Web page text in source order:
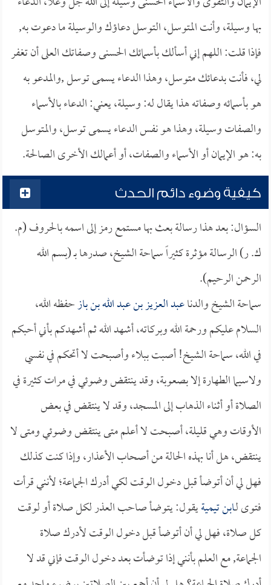
بها وسيلة، وأنت المتوسل، التوسل دعاؤك والوسيلة ما دعوت به,
فإذا قلت: اللهم إني أسألك بأسمائك الحسنى وصفاتك العلى أن تغفر
لي، فأنت بدعائك متوسل، وهذا الدعاء يسمى توسل ,والمدعو به
هو بأسمائه وصفاته هذا يقال له: وسيلة، يعني: الدعاء بالأسماء
والصفات وسيلة، وهذا هو نفس الدعاء يسمى توسل، والمتوسل
به: هو الإيمان أو الأسماء والصفات، أو أعمالك الأخرى الصالحة.
كيفية وضوء دائم الحدث
السؤال: بعد هذا رسالة بعث بها مستمع رمز إلى اسمه بالحروف (م.
ك. ر) الرسالة مؤثرة كثيراً سماحة الشيخ، صدرها بـ (بسم الله
الرحمن الرحيم).
سماحة الشيخ والدناعبد العزيز بن عبد الله بن بازحفظه الله،
السلام عليكم ورحمة الله وبركاته، أشهد الله ثم أشهدكم بأني أحبكم
في الله، سماحة الشيخ! أصبت ببلاء وأصبحت لا أتحكم في نفسي
ولاسيما الطهارة إلا بصعوبة، وقد ينتقض وضوئي في مرات كثيرة في
الصلاة أو أثناء الذهاب إلى المسجد، وقد لا ينتقض في بعض
الأوقات وهي قليلة، أصبحت لا أعلم متى ينتقض وضوئي ومتى لا
ينتقض، هل أنا بهذه الحالة من أصحاب الأعذار، وإذا كنت كذلك
فهل لي أن أتوضأ قبل دخول الوقت لكي أدرك الجماعة؛ لأنني قرأت
فتوى لـابن تيميةيقول: يتوضأ صاحب العذر لكل صلاة أو لوقت
كل صلاة، فهل لي أن أتوضأ قبل دخول الوقت لأدرك صلاة
الجماعة, مع العلم بأنني إذا توضأت بعد دخول الوقت فإني قد لا